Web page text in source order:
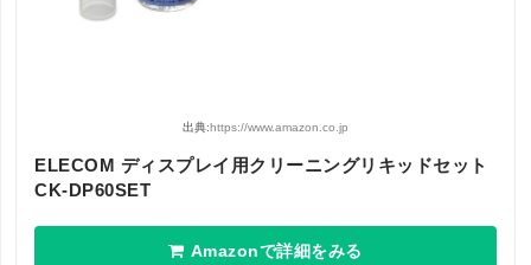
出典:https://www.amazon.co.jp
ELECOM ディスプレイ用クリーニングリキッドセット
CK-DP60SET
Amazonで詳細をみる